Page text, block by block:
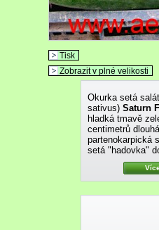
Tisk
Zobrazit v plné velikosti
Okurka setá
sativus) Saturn
hladká tmavě
centimetrů
partenokarpická
setá "hadovka"